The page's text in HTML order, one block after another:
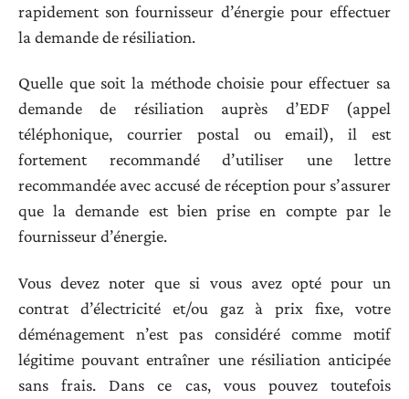
rapidement son fournisseur d’énergie pour effectuer
la demande de résiliation.
Quelle que soit la méthode choisie pour effectuer sa
demande de résiliation auprès d’EDF (appel
téléphonique, courrier postal ou email), il est
fortement recommandé d’utiliser une lettre
recommandée avec accusé de réception pour s’assurer
que la demande est bien prise en compte par le
fournisseur d’énergie.
Vous devez noter que si vous avez opté pour un
contrat d’électricité et/ou gaz à prix fixe, votre
déménagement n’est pas considéré comme motif
légitime pouvant entraîner une résiliation anticipée
sans frais. Dans ce cas, vous pouvez toutefois